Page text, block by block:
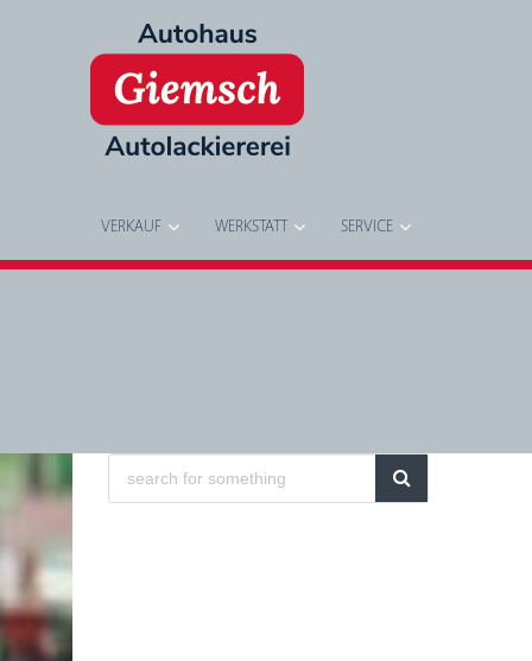
VERKAUF WERKSTATT SERVICE